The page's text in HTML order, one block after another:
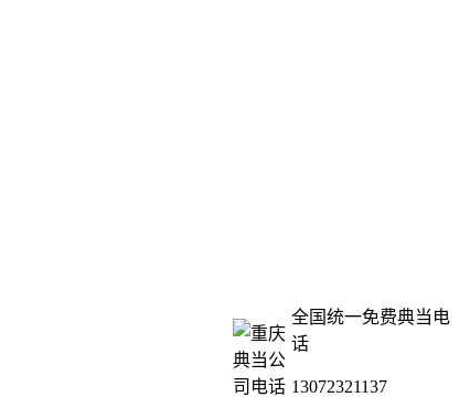
全国统一免费典当电
话
13072321137